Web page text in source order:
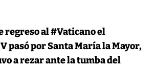
regreso al #Vaticano el
pasó por Santa María la Mayor,
a rezar ante la tumba del